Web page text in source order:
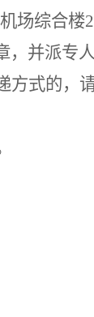
场综合楼
，并派专
方式的，